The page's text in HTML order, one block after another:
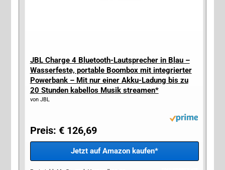
JBL Charge 4 Bluetooth-Lautsprecher in Blau –
Wasserfeste, portable Boombox mit integrierter
Powerbank – Mit nur einer Akku-Ladung bis zu
20 Stunden kabellos Musik streamen*
von JBL
Preis: € 126,69
Jetzt auf Amazon kaufen*